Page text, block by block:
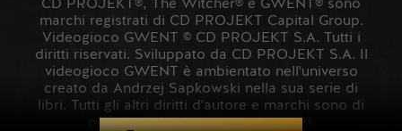
CD PROJEKT®, The Witcher® e GWENT® sono
marchi registrati di CD PROJEKT Capital Group.
Videogioco GWENT © CD PROJEKT S.A. Tutti i
diritti riservati. Sviluppato da CD PROJEKT S.A. Il
videogioco GWENT è ambientato nell'universo
creato da Andrzej Sapkowski nella sua serie di
libri. Tutti gli altri diritti d'autore e marchi sono di
proprietà dei rispettivi proprietari.